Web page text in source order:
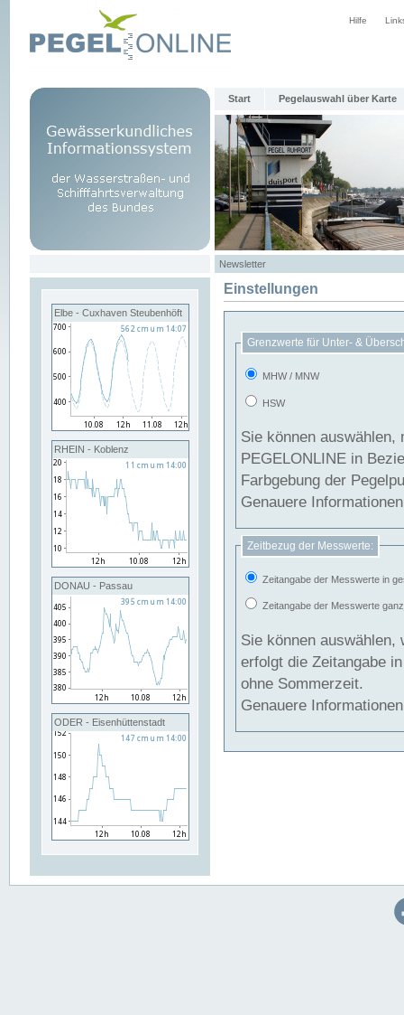
Hilfe
Start Pegelauswahl über Karte
Newsletter
Elbe - Cuxhaven Steubenhöft
RHEIN - Koblenz
DONAU - Passau
ODER - Eisenhüttenstadt
Einstellungen
Grenzwerte für Unter- &
MHW / MNW
HSW
Sie können
PEGELONLINE in Beziehung
Farbgebung der
Genauere
Zeitbezug der Messwerte:
Zeitangabe der Messwerte in
Zeitangabe der Messwerte
Sie können auswählen,
erfolgt die Zeitangabe
ohne Sommerzeit.
Genauere